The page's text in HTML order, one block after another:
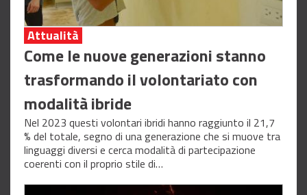
Attualità
Come le nuove generazioni stanno
trasformando il volontariato con
modalità ibride
Nel 2023 questi volontari ibridi hanno raggiunto il 21,7
% del totale, segno di una generazione che si muove tra
linguaggi diversi e cerca modalità di partecipazione
coerenti con il proprio stile di…